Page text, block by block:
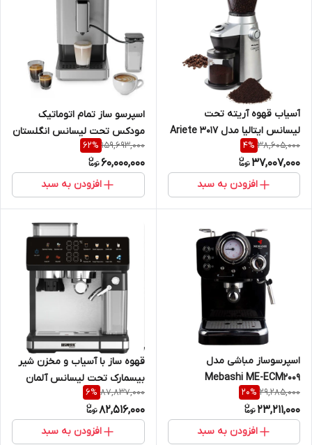
آسیاب قهوه آریته تحت
لیسانس ایتالیا مدل Ariete 3017
38,605,000
4%
37,007,000
افزودن به سبد
اسپرسو ساز تمام اتوماتیک
مودکس تحت لیسانس انگلستان
MODEX ES 5000
159,693,000
62%
60,000,000
افزودن به سبد
اسپرسوساز مباشی مدل
Mebashi ME-ECM2009
29,285,000
20%
23,211,000
افزودن به سبد
قهوه ساز با آسیاب و مخزن شیر
بیسمارک تحت لیسانس آلمان
bismark BMC933
87,837,000
6%
82,516,000
افزودن به سبد